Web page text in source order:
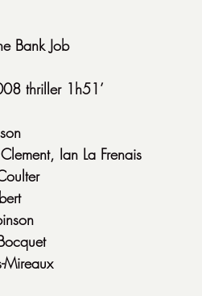
Bank Job
thriller 1h51’
Ian La Frenais
Mireaux